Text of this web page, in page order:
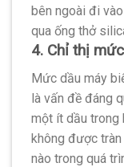
bên ngoài đi
qua ống thở
4. Chỉ thị
Mức dầu máy
là vấn đề đáng
một ít dầu trong
không được
nào trong quá